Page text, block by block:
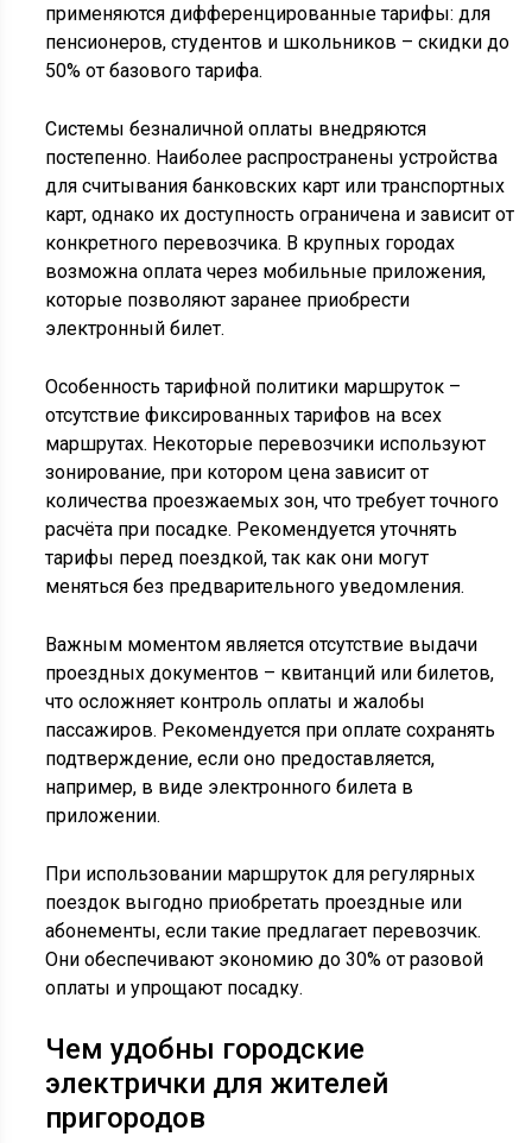
применяются дифференцированные тарифы: для
пенсионеров, студентов и школьников – скидки до
50% от базового тарифа.
Системы безналичной оплаты внедряются
постепенно. Наиболее распространены устройства
для считывания банковских карт или транспортных
карт, однако их доступность ограничена и зависит от
конкретного перевозчика. В крупных городах
возможна оплата через мобильные приложения,
которые позволяют заранее приобрести
электронный билет.
Особенность тарифной политики маршруток –
отсутствие фиксированных тарифов на всех
маршрутах. Некоторые перевозчики используют
зонирование, при котором цена зависит от
количества проезжаемых зон, что требует точного
расчёта при посадке. Рекомендуется уточнять
тарифы перед поездкой, так как они могут
меняться без предварительного уведомления.
Важным моментом является отсутствие выдачи
проездных документов – квитанций или билетов,
что осложняет контроль оплаты и жалобы
пассажиров. Рекомендуется при оплате сохранять
подтверждение, если оно предоставляется,
например, в виде электронного билета в
приложении.
При использовании маршруток для регулярных
поездок выгодно приобретать проездные или
абонементы, если такие предлагает перевозчик.
Они обеспечивают экономию до 30% от разовой
оплаты и упрощают посадку.
Чем удобны городские
электрички для жителей
пригородов